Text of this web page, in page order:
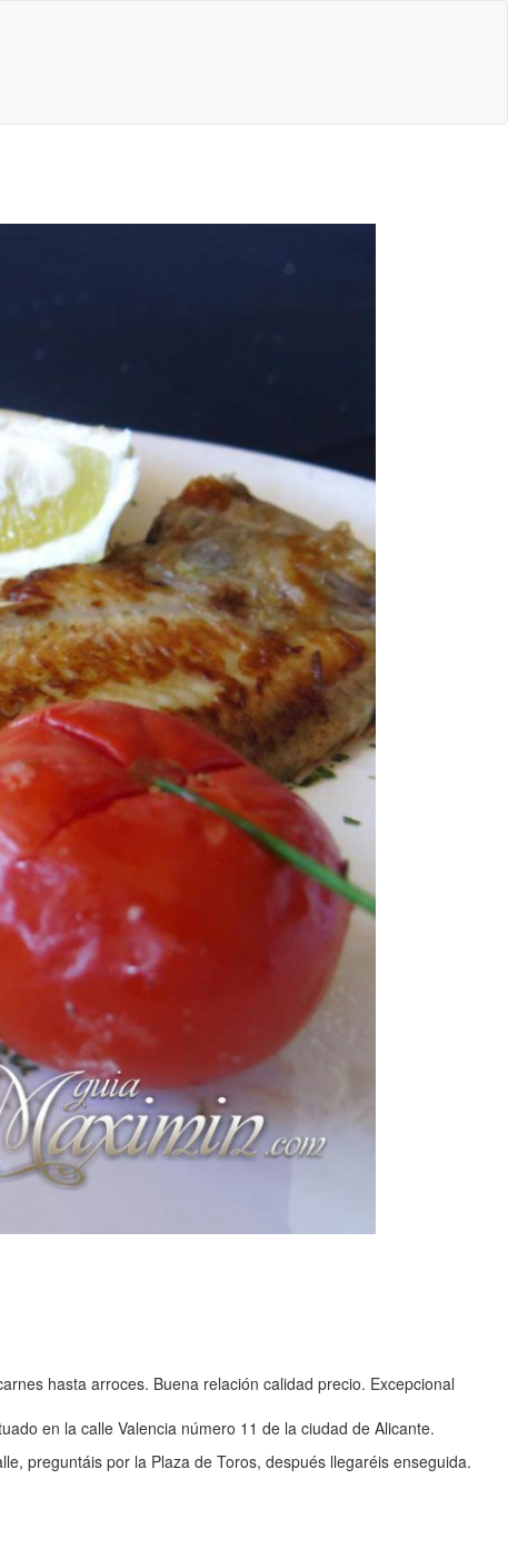
hasta arroces. Buena relación calidad precio. Excepcional
en la calle Valencia número 11 de la ciudad de Alicante.
preguntáis por la Plaza de Toros, después llegaréis enseguida.